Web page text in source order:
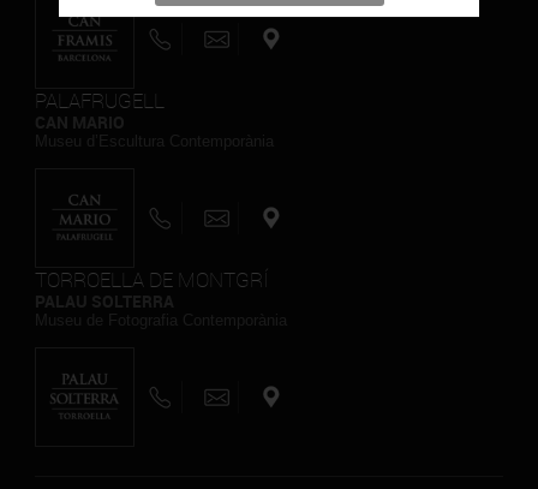
PALAFRUGELL
TORROELLA DE MONTGRÍ